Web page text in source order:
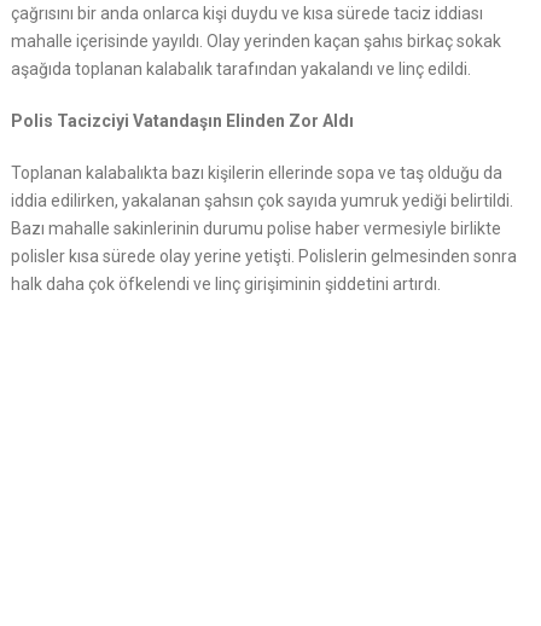
çağrısını bir anda onlarca kişi duydu ve kısa sürede taciz iddiası
mahalle içerisinde yayıldı. Olay yerinden kaçan şahıs birkaç sokak
aşağıda toplanan kalabalık tarafından yakalandı ve linç edildi.
Polis Tacizciyi Vatandaşın Elinden Zor Aldı
Toplanan kalabalıkta bazı kişilerin ellerinde sopa ve taş olduğu da
iddia edilirken, yakalanan şahsın çok sayıda yumruk yediği belirtildi.
Bazı mahalle sakinlerinin durumu polise haber vermesiyle birlikte
polisler kısa sürede olay yerine yetişti. Polislerin gelmesinden sonra
halk daha çok öfkelendi ve linç girişiminin şiddetini artırdı.